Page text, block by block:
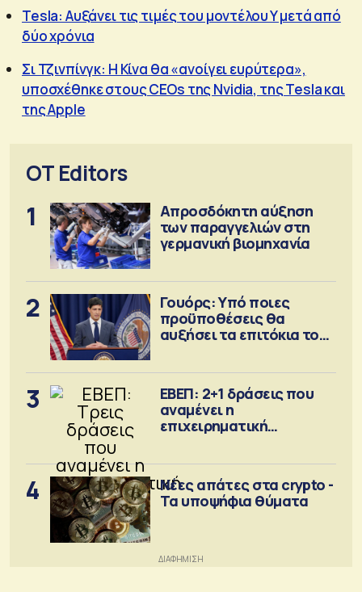
Tesla: Αυξάνει τις τιμές του μοντέλου Y μετά από
δύο χρόνια
Σι Τζινπίνγκ: Η Κίνα θα «ανοίγει ευρύτερα»,
υποσχέθηκε στους CEOs της Nvidia, της Tesla και
της Apple
OT Editors
1
Απροσδόκητη αύξηση
των παραγγελιών στη
γερμανική βιομηχανία
2
Γουόρς: Υπό ποιες
προϋποθέσεις θα
αυξήσει τα επιτόκια τον
3
ΕΒΕΠ: 2+1 δράσεις που
αναμένει η
επιχειρηματική
4
Νέες απάτες στα crypto -
Τα υποψήφια θύματα